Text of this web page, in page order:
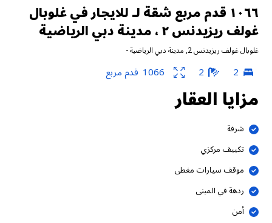
١٠٦٦ قدم مربع شقة لـ للايجار في غلوبال
غولف ريزيدنس ٢ ، مدينة دبي الرياضية
غلوبال غولف ريزيدنس 2 ,مدينة دبي الرياضية-
2
2
1066 قدم مربع
مزايا العقار
شرفة
تكييف مركزي
موقف سيارات مغطى
ردهة في المبنى
أمن